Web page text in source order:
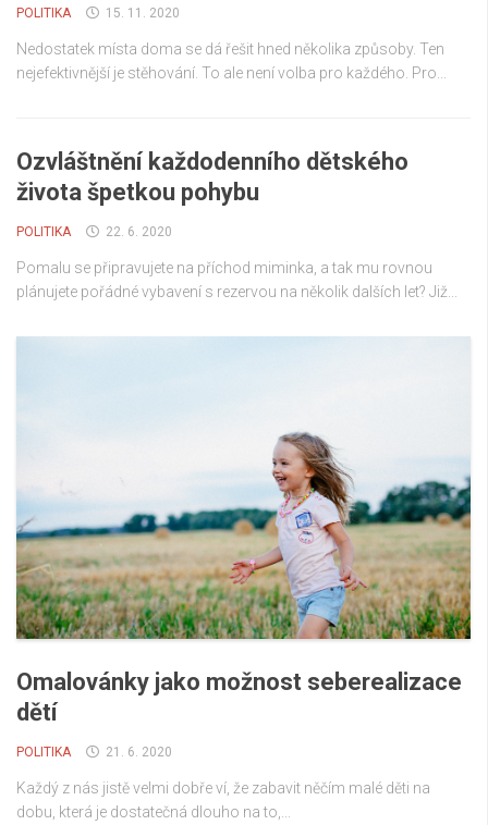
POLITIKA 15. 11. 2020
Nedostatek místa doma se dá řešit hned několika způsoby. Ten
nejefektivnější je stěhování. To ale není volba pro každého. Pro...
Ozvláštnění každodenního dětského
života špetkou pohybu
POLITIKA 22. 6. 2020
Pomalu se připravujete na příchod miminka, a tak mu rovnou
plánujete pořádné vybavení s rezervou na několik dalších let? Již...
Omalovánky jako možnost seberealizace
dětí
POLITIKA 21. 6. 2020
Každý z nás jistě velmi dobře ví, že zabavit něčím malé děti na
dobu, která je dostatečná dlouho na to,...